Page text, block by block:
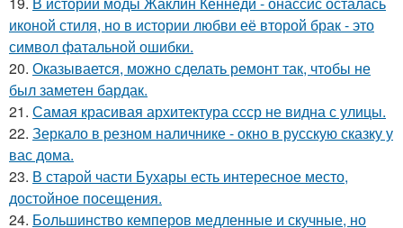
иконой стиля, но в истории любви её второй брак - это
символ фатальной ошибки.
20. Оказывается, можно сделать ремонт так, чтобы не
был заметен бардак.
21. Самая красивая архитектура ссср не видна с улицы.
22. Зеркало в резном наличнике - окно в русскую сказку у
вас дома.
23. В старой части Бухары есть интересное место,
достойное посещения.
24. Большинство кемперов медленные и скучные, но